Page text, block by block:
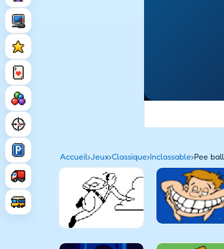
Accueil›Jeux›Classique›Inclassable›Pee ball